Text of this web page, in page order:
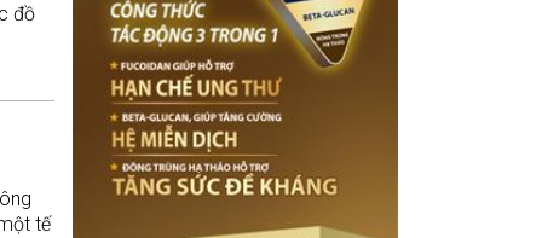
đồ
tế
phù hợp.
chất dinh dưỡng
thành năng lượng và
các hợp chất cần thiết
cho sự sống. Gan
còn được xem như
một “nhà máy xử lý
hóa chất” của cơ thể,
giúp thải độc tố và
tổng hợp các chất